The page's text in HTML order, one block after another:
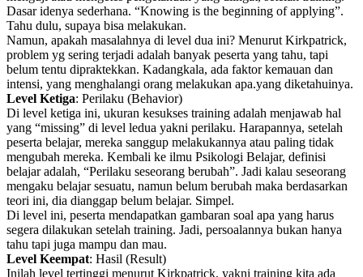
Dasar idenya sederhana. “Knowing is the beginning of applying”.
Tahu dulu, supaya bisa melakukan.
Namun, apakah masalahnya di level dua ini? Menurut Kirkpatrick,
problem yg sering terjadi adalah banyak peserta yang tahu, tapi
belum tentu dipraktekkan. Kadangkala, ada faktor kemauan dan
intensi, yang menghalangi orang melakukan apa.yang diketahuinya.
Level Ketiga: Perilaku (Behavior)
Di level ketiga ini, ukuran kesukses training adalah menjawab hal
yang “missing” di level ledua yakni perilaku. Harapannya, setelah
peserta belajar, mereka sanggup melakukannya atau paling tidak
mengubah mereka. Kembali ke ilmu Psikologi Belajar, definisi
belajar adalah, “Perilaku seseorang berubah”. Jadi kalau seseorang
mengaku belajar sesuatu, namun belum berubah maka berdasarkan
teori ini, dia dianggap belum belajar. Simpel.
Di level ini, peserta mendapatkan gambaran soal apa yang harus
segera dilakukan setelah training. Jadi, persoalannya bukan hanya
tahu tapi juga mampu dan mau.
Level Keempat: Hasil (Result)
Inilah level tertinggi menurut Kirkpatrick, yakni training kita ada